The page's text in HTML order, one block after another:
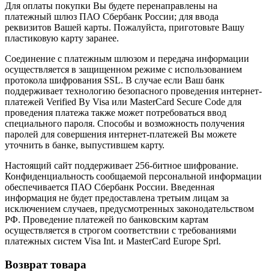
Для оплаты покупки Вы будете перенаправлены на
платежный шлюз ПАО Сбербанк России; для ввода
реквизитов Вашей карты. Пожалуйста, приготовьте Вашу
пластиковую карту заранее.
Соединение с платежным шлюзом и передача информации
осуществляется в защищенном режиме с использованием
протокола шифрования SSL. В случае если Ваш банк
поддерживает технологию безопасного проведения интернет-
платежей Verified By Visa или MasterCard Secure Code для
проведения платежа также может потребоваться ввод
специального пароля. Способы и возможность получения
паролей для совершения интернет-платежей Вы можете
уточнить в банке, выпустившем карту.
Настоящий сайт поддерживает 256-битное шифрование.
Конфиденциальность сообщаемой персональной информации
обеспечивается ПАО Сбербанк России. Введенная
информация не будет предоставлена третьим лицам за
исключением случаев, предусмотренных законодательством
РФ. Проведение платежей по банковским картам
осуществляется в строгом соответствии с требованиями
платежных систем Visa Int. и MasterCard Europe Sprl.
Возврат товара